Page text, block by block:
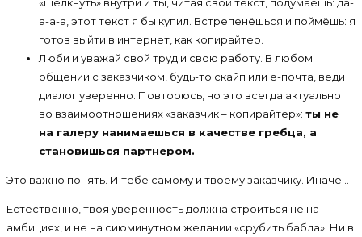
а-а-а, этот текст я бы купил. Встрепенёшься и поймёшь: я
готов выйти в интернет, как копирайтер.
Люби и уважай свой труд и свою работу. В любом
общении с заказчиком, будь-то скайп или е-почта, веди
диалог уверенно. Повторюсь, но это всегда актуально
во взаимоотношениях «заказчик – копирайтер»: ты не
на галеру нанимаешься в качестве гребца, а
становишься партнером.
Это важно понять. И тебе самому и твоему заказчику. Иначе…
Естественно, твоя уверенность должна строиться не на
амбициях, и не на сиюминутном желании «срубить бабла». Ни в